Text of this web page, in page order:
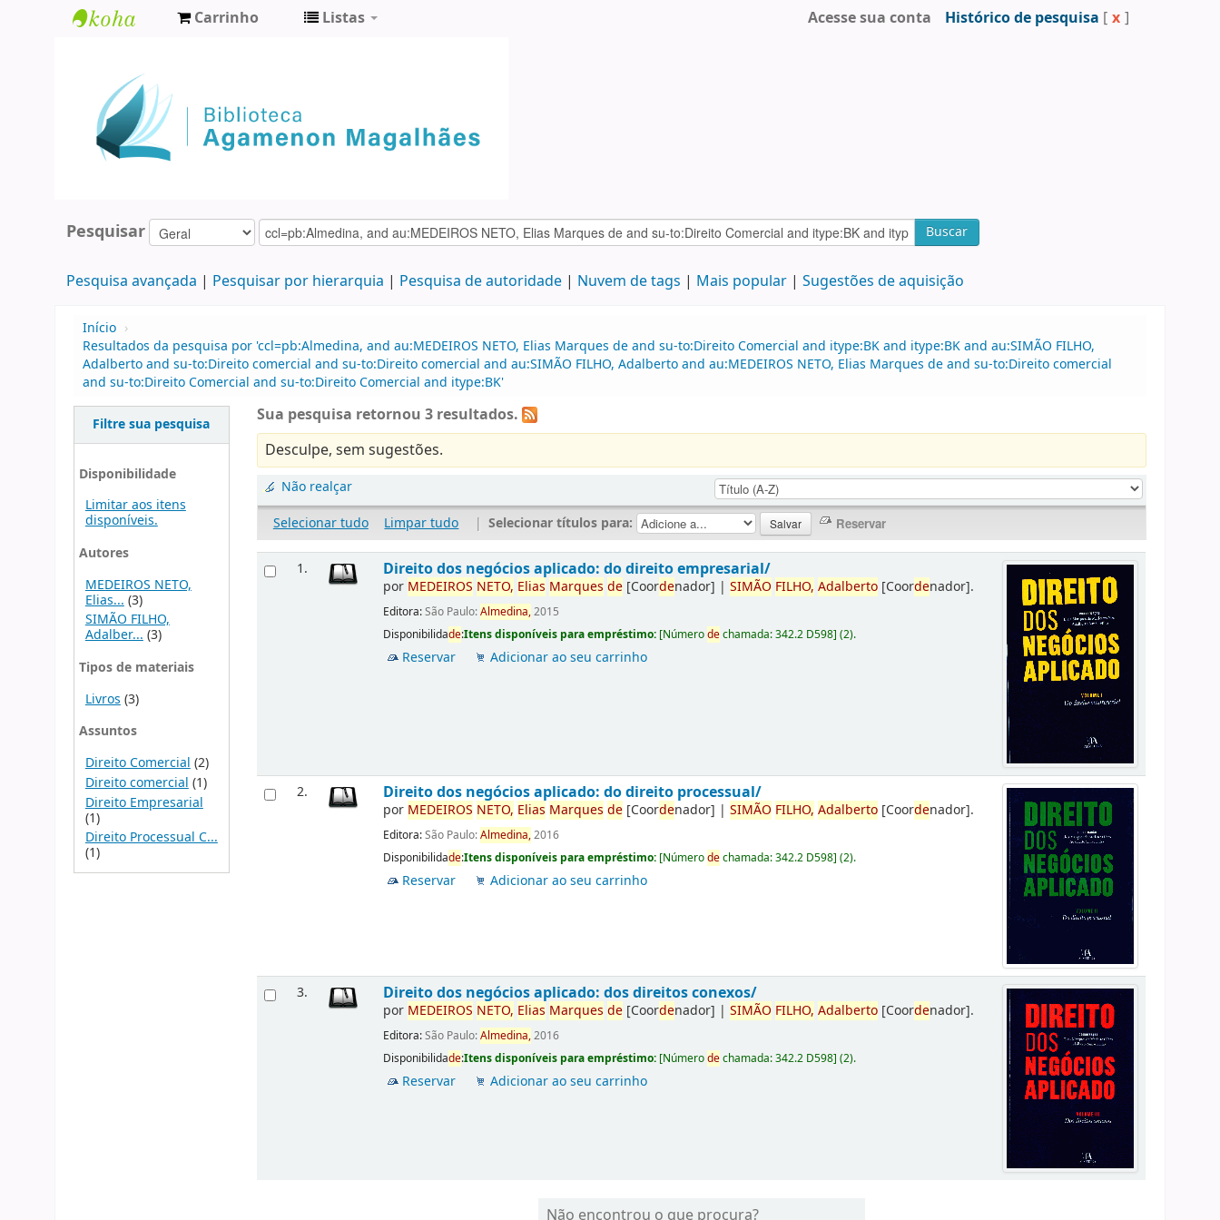
Agamenon
Magalhães
Carrinho Listas Acesse sua conta Histórico de pesquisa [ x ]
Pesquisar Buscar
Pesquisa avançada Pesquisar por hierarquia Pesquisa de autoridade Nuvem de tags Mais popular Sugestões de aquisição
Início ›
Resultados da pesquisa por 'ccl=pb:Almedina, and au:MEDEIROS NETO, Elias Marques de and su-to:Direito Comercial and itype:BK and itype:BK and au:SIMÃO FILHO,
Adalberto and su-to:Direito comercial and su-to:Direito comercial and au:SIMÃO FILHO, Adalberto and au:MEDEIROS NETO, Elias Marques de and su-to:Direito comercial
and su-to:Direito Comercial and su-to:Direito Comercial and itype:BK'
Filtre sua pesquisa
Disponibilidade
Limitar aos itens
disponíveis.
Autores
MEDEIROS NETO,
Elias... (3)
SIMÃO FILHO,
Adalber...(3)
Tipos de materiais
Livros (3)
Assuntos
Direito Comercial (2)
Direito comercial (1)
Direito Empresarial
(1)
Direito Processual C...
(1)
Sua pesquisa retornou 3 resultados.
Desculpe, sem sugestões.
Não realçar
Selecionar tudo
Limpar tudo | Selecionar títulos para:
1. Direito dos negócios aplicado: do direito empresarial/
por MEDEIROS NETO, Elias Marques de [Coordenador] |SIMÃO FILHO, Adalberto [Coordenador].
Editora:São Paulo:Almedina,2015
Disponibilidade:Itens disponíveis para empréstimo: [Númerodechamada:342.2 D598](2).
Reservar Adicionar ao seu carrinho
2. Direito dos negócios aplicado: do direito processual/
por MEDEIROS NETO, Elias Marques de [Coordenador] |SIMÃO FILHO, Adalberto [Coordenador].
Editora:São Paulo:Almedina,2016
Disponibilidade:Itens disponíveis para empréstimo: [Númerodechamada:342.2 D598](2).
Reservar Adicionar ao seu carrinho
3. Direito dos negócios aplicado: dos direitos conexos/
por MEDEIROS NETO, Elias Marques de [Coordenador] |SIMÃO FILHO, Adalberto [Coordenador].
Editora:São Paulo:Almedina,2016
Disponibilidade:Itens disponíveis para empréstimo: [Númerodechamada:342.2 D598](2).
Reservar Adicionar ao seu carrinho